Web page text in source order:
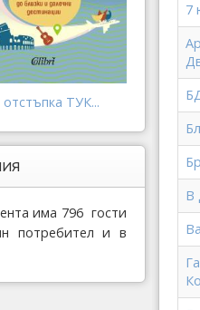
7
В
отстъпка ТУК...
има 796 гости
потребител и в